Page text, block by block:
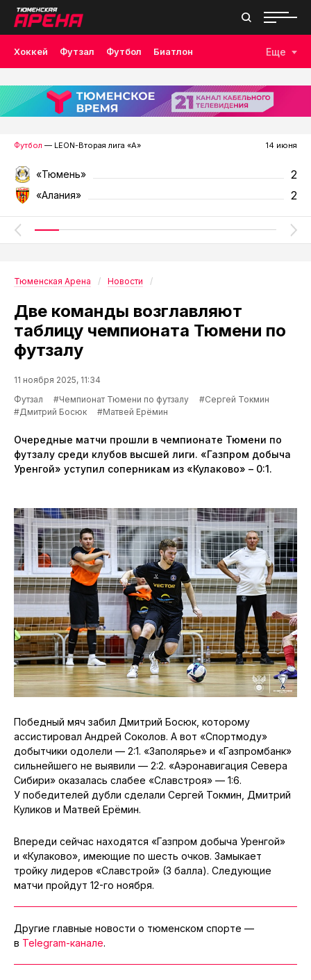
Хоккей Футзал Футбол Биатлон
Лыжные гонки Волейбол Плавание Дзюдо
Скалолазание Велоспорт Бокс
Еще
Футбол — LEON-Вторая лига «А» 14 июня
«Тюмень» 2
«Алания» 2
Тюменская Арена Новости
Две команды возглавляют
таблицу чемпионата Тюмени по
футзалу
11 ноября 2025, 11:34
Футзал
#Чемпионат Тюмени по футзалу
#Сергей Токмин
#Дмитрий Босюк
#Матвей Ерёмин
Очередные матчи прошли в чемпионате Тюмени по
футзалу среди клубов высшей лиги. «Газпром добыча
Уренгой» уступил соперникам из «Кулаково» – 0:1.
Победный мяч забил Дмитрий Босюк, которому
ассистировал Андрей Соколов. А вот «Спортмоду»
добытчики одолели — 2:1. «Заполярье» и «Газпромбанк»
сильнейшего не выявили — 2:2. «Аэронавигация Севера
Сибири» оказалась слабее «Славстроя» — 1:6.
У победителей дубли сделали Сергей Токмин, Дмитрий
Куликов и Матвей Ерёмин.
Впереди сейчас находятся «Газпром добыча Уренгой»
и «Кулаково», имеющие по шесть очков. Замыкает
тройку лидеров «Славстрой» (3 балла). Следующие
матчи пройдут 12-го ноября.
Другие главные новости о тюменском спорте —
в Telegram-канале.